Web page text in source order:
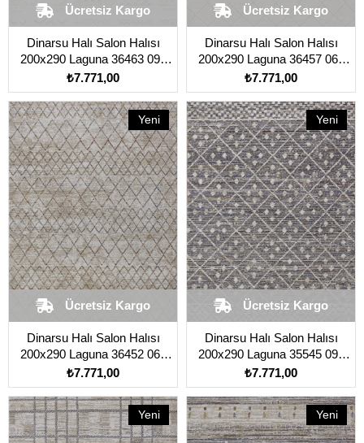
Dinarsu Halı Salon Halısı
200x290 Laguna 36463 095
Kahverengi Açık
₺7.771,00
Ücretsiz Kargo
Dinarsu Halı Salon Halısı
200x290 Laguna 36457 060
Kahverengi Açık
₺7.771,00
Ücretsiz Kargo
Dinarsu Halı Salon Halısı
200x290 Laguna 36452 060
Kahverengi Açık
₺7.771,00
Ücretsiz Kargo
Yeni
Ürün
Dinarsu Halı Salon Halısı
200x290 Laguna 35545 095
Kahverengi Açık
₺7.771,00
Ücretsiz Kargo
Yeni
Ürün
Yeni
Ürün
Yeni
Ürün